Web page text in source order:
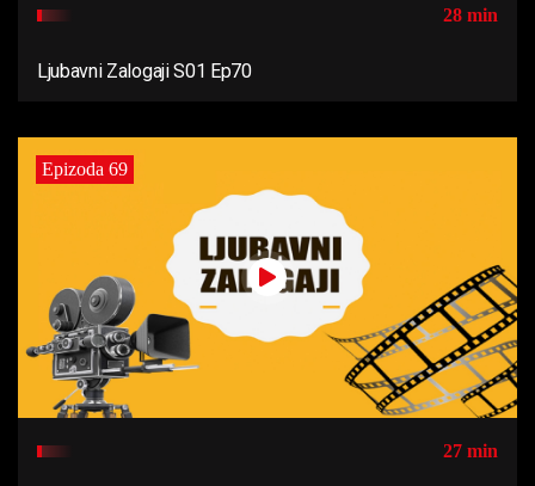
28 min
Ljubavni Zalogaji S01 Ep70
Epizoda 69
27 min